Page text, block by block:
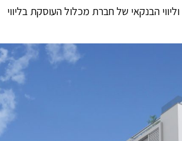
הבנקאי של חברת מכלול העוסקת בליווי